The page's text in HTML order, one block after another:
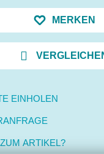
MERKEN
EINHOLEN
ARTIKEL?